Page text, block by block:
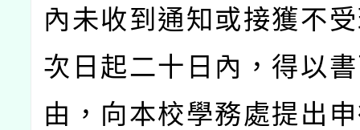
內未收到通知或接獲不
次日起二十日內，得以
由，向本校學務處提出